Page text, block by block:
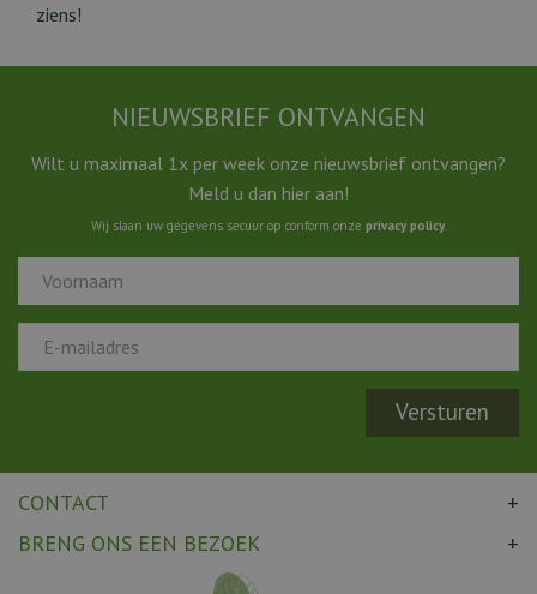
ziens!
NIEUWSBRIEF ONTVANGEN
Wilt u maximaal 1x per week onze nieuwsbrief ontvangen?
Meld u dan hier aan!
Wij slaan uw gegevens secuur op conform onze privacy policy.
CONTACT
BRENG ONS EEN BEZOEK